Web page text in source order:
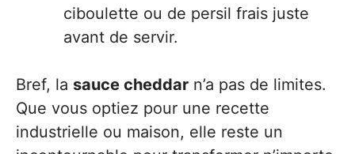
ciboulette ou de persil frais juste
avant de servir.
Bref, la sauce cheddar n’a pas de limites.
Que vous optiez pour une recette
industrielle ou maison, elle reste un